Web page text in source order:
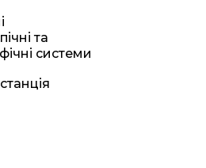
та
системи